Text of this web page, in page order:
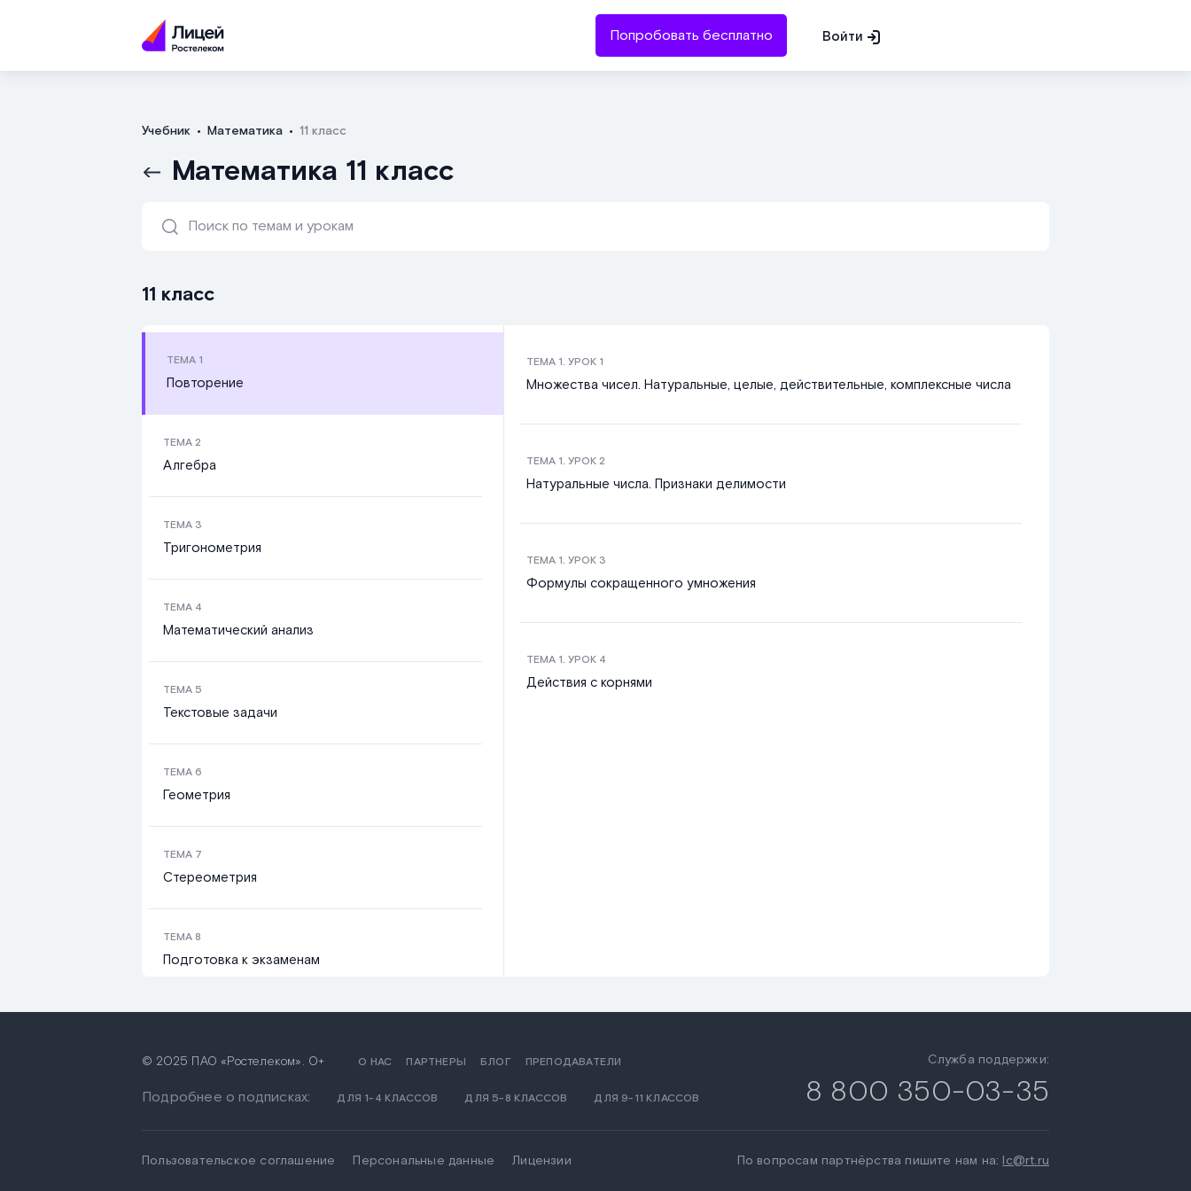
Попробовать бесплатно Войти
Учебник Математика 11 класс
Математика 11 класс
11 класс
ТЕМА 1
Повторение
ТЕМА 2
Алгебра
ТЕМА 3
Тригонометрия
ТЕМА 4
Математический анализ
ТЕМА 5
Текстовые задачи
ТЕМА 6
Геометрия
ТЕМА 7
Стереометрия
ТЕМА 8
Подготовка к экзаменам
Профильный уровень
Профильный уровень
ТЕМА 1. УРОК 1
Множества чисел. Натуральные, целые, действительные, комплексные числа
ТЕМА 1. УРОК 2
Натуральные числа. Признаки делимости
ТЕМА 1. УРОК 3
Формулы сокращенного умножения
ТЕМА 1. УРОК 4
Действия с корнями
© 2025 ПАО «Ростелеком». 0+ О НАС ПАРТНЕРЫ БЛОГ ПРЕПОДАВАТЕЛИ
Подробнее о подписках: ДЛЯ 1-4 КЛАССОВ ДЛЯ 5-8 КЛАССОВ ДЛЯ 9-11 КЛАССОВ
Служба поддержки:
8 800 350-03-35
Пользовательское соглашение Персональные данные Лицензии По вопросам партнёрства пишите нам на: lc@rt.ru